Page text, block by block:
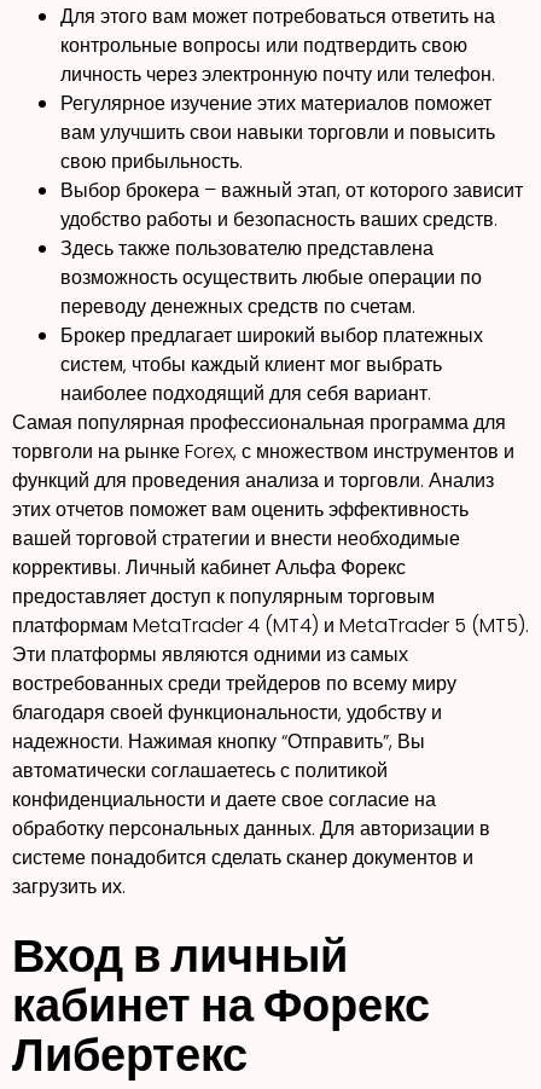
Для этого вам может потребоваться ответить на
контрольные вопросы или подтвердить свою
личность через электронную почту или телефон.
Регулярное изучение этих материалов поможет
вам улучшить свои навыки торговли и повысить
свою прибыльность.
Выбор брокера – важный этап, от которого зависит
удобство работы и безопасность ваших средств.
Здесь также пользователю представлена
возможность осуществить любые операции по
переводу денежных средств по счетам.
Брокер предлагает широкий выбор платежных
систем‚ чтобы каждый клиент мог выбрать
наиболее подходящий для себя вариант.
Самая популярная профессиональная программа для
торвголи на рынке Forex, с множеством инструментов и
функций для проведения анализа и торговли. Анализ
этих отчетов поможет вам оценить эффективность
вашей торговой стратегии и внести необходимые
коррективы. Личный кабинет Альфа Форекс
предоставляет доступ к популярным торговым
платформам MetaTrader 4 (MT4) и MetaTrader 5 (MT5).
Эти платформы являются одними из самых
востребованных среди трейдеров по всему миру
благодаря своей функциональности‚ удобству и
надежности. Нажимая кнопку “Отправить”, Вы
автоматически соглашаетесь с политикой
конфиденциальности и даете свое согласие на
обработку персональных данных. Для авторизации в
системе понадобится сделать сканер документов и
загрузить их.
Вход в личный
кабинет на Форекс
Либертекс